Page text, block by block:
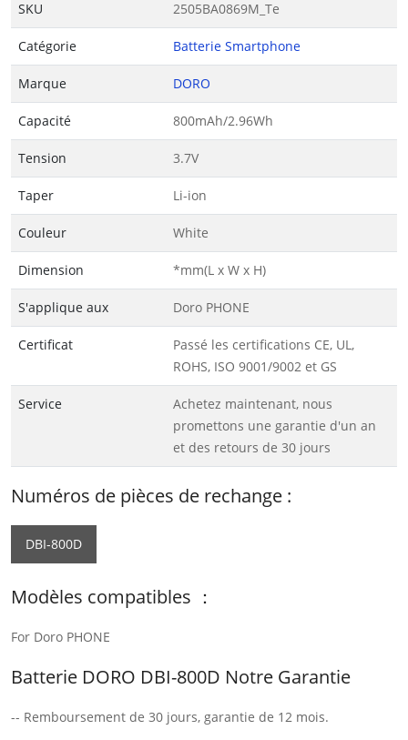
SKU 2505BA0869M_Te
Catégorie Batterie Smartphone
Marque DORO
Capacité 800mAh/2.96Wh
Tension 3.7V
Taper Li-ion
Couleur White
Dimension *mm(L x W x H)
S'applique aux Doro PHONE
Certificat
Passé les certifications CE, UL,
ROHS, ISO 9001/9002 et GS
Service
Achetez maintenant, nous
promettons une garantie d'un an
et des retours de 30 jours
Numéros de pièces de rechange :
DBI-800D
Modèles compatibles ：
For Doro PHONE
Batterie DORO DBI-800D Notre Garantie
-- Remboursement de 30 jours, garantie de 12 mois.